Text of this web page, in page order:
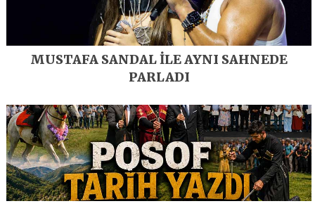
MUSTAFA SANDAL İLE AYNI SAHNEDE
PARLADI